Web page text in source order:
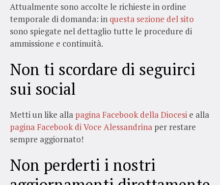
Attualmente sono accolte le richieste in ordine
temporale di domanda: in questa sezione del sito
sono spiegate nel dettaglio tutte le procedure di
ammissione e continuità.
Non ti scordare di seguirci
sui social
Metti un like alla pagina Facebook della Diocesi e alla
pagina Facebook di Voce Alessandrina per restare
sempre aggiornato!
Non perderti i nostri